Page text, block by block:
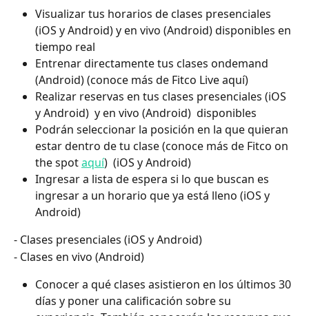
Visualizar tus horarios de clases presenciales
(iOS y Android) y en vivo (Android) disponibles en
tiempo real
Entrenar directamente tus clases ondemand
(Android) (conoce más de Fitco Live aquí)
Realizar reservas en tus clases presenciales (iOS
y Android)  y en vivo (Android)  disponibles
Podrán seleccionar la posición en la que quieran
estar dentro de tu clase (conoce más de Fitco on
the spot aquí)  (iOS y Android)
Ingresar a lista de espera si lo que buscan es
ingresar a un horario que ya está lleno (iOS y
Android)
- Clases presenciales (iOS y Android)
- Clases en vivo (Android)
Conocer a qué clases asistieron en los últimos 30
días y poner una calificación sobre su